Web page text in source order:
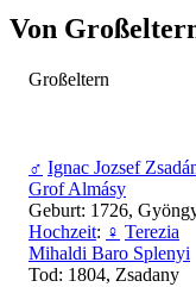
Von
Großeltern
♂ Ignac Jozsef
Grof Almásy
Geburt: 1726,
Hochzeit: ♀ Terezia
Mihaldi Baro Splenyi
Tod: 1804, Zsadany